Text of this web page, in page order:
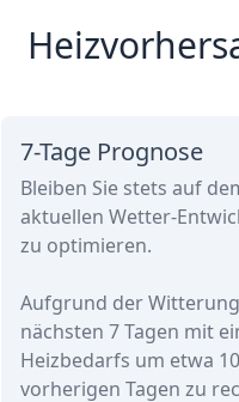
7-Tage Prognose
Bleiben Sie stets auf
aktuellen Wetter-
zu optimieren.
Aufgrund der
nächsten 7 Tagen mit
Heizbedarfs um etwa
vorherigen Tagen zu